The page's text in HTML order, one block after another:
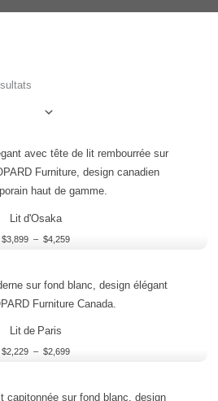
Lit d'Osaka
$3,899 – $4,259
Plage
prix :
à
Lit de Paris
$2,229 – $2,699
Plage
de
prix :
Plage